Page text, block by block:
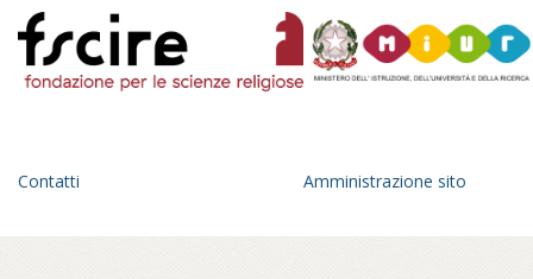
Contatti Amministrazione sito